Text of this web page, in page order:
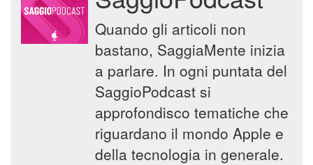
Quando gli articoli non
bastano, SaggiaMente inizia
a parlare. In ogni puntata del
SaggioPodcast si
approfondisco tematiche che
riguardano il mondo Apple e
della tecnologia in generale.